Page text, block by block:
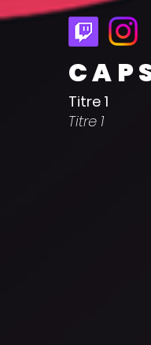
Titre 1
Titre 1